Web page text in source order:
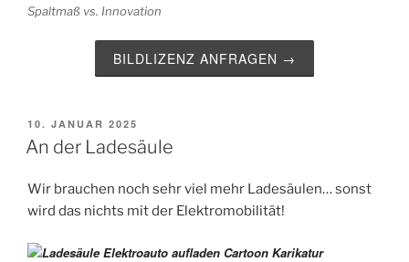
Spaltmaß vs. Innovation
BILDLIZENZ ANFRAGEN →
VERÖFFENTLICHT
AM
10. JANUAR 2025
An der Ladesäule
Wir brauchen noch sehr viel mehr Ladesäulen… sonst
wird das nichts mit der Elektromobilität!